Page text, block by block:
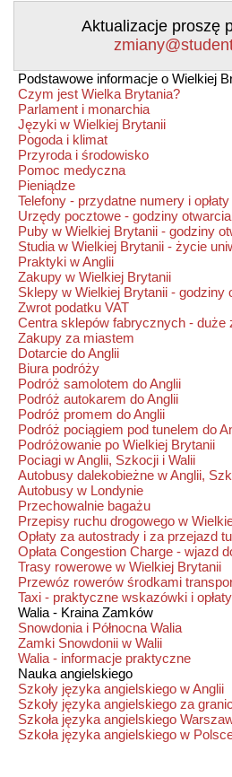
Aktualizacje proszę
Podstawowe informacje o Wielkiej
Czym jest Wielka Brytania?
Parlament i monarchia
Języki w Wielkiej Brytanii
Pogoda i klimat
Przyroda i środowisko
Pomoc medyczna
Pieniądze
Telefony - przydatne numery i opłaty
Urzędy pocztowe - godziny otwarcia
Puby w Wielkiej Brytanii - godziny
Studia w Wielkiej Brytanii - życie
Praktyki w Anglii
Zakupy w Wielkiej Brytanii
Sklepy w Wielkiej Brytanii - godziny
Zwrot podatku VAT
Centra sklepów fabrycznych - duże
Zakupy za miastem
Dotarcie do Anglii
Biura podróży
Podróż samolotem do Anglii
Podróż autokarem do Anglii
Podróż promem do Anglii
Podróż pociągiem pod tunelem do
Podróżowanie po Wielkiej Brytanii
Pociagi w Anglii, Szkocji i Walii
Autobusy dalekobieżne w Anglii,
Autobusy w Londynie
Przechowalnie bagażu
Przepisy ruchu drogowego w
Opłaty za autostrady i za przejazd
Opłata Congestion Charge - wjazd
Trasy rowerowe w Wielkiej Brytanii
Przewóz rowerów środkami
Taxi - praktyczne wskazówki i opłaty
Walia - Kraina Zamków
Snowdonia i Północna Walia
Zamki Snowdonii w Walii
Walia - informacje praktyczne
Nauka angielskiego
Szkoły języka angielskiego w Anglii
Szkoły języka angielskiego za
Szkoła języka angielskiego
Szkoła języka angielskiego w